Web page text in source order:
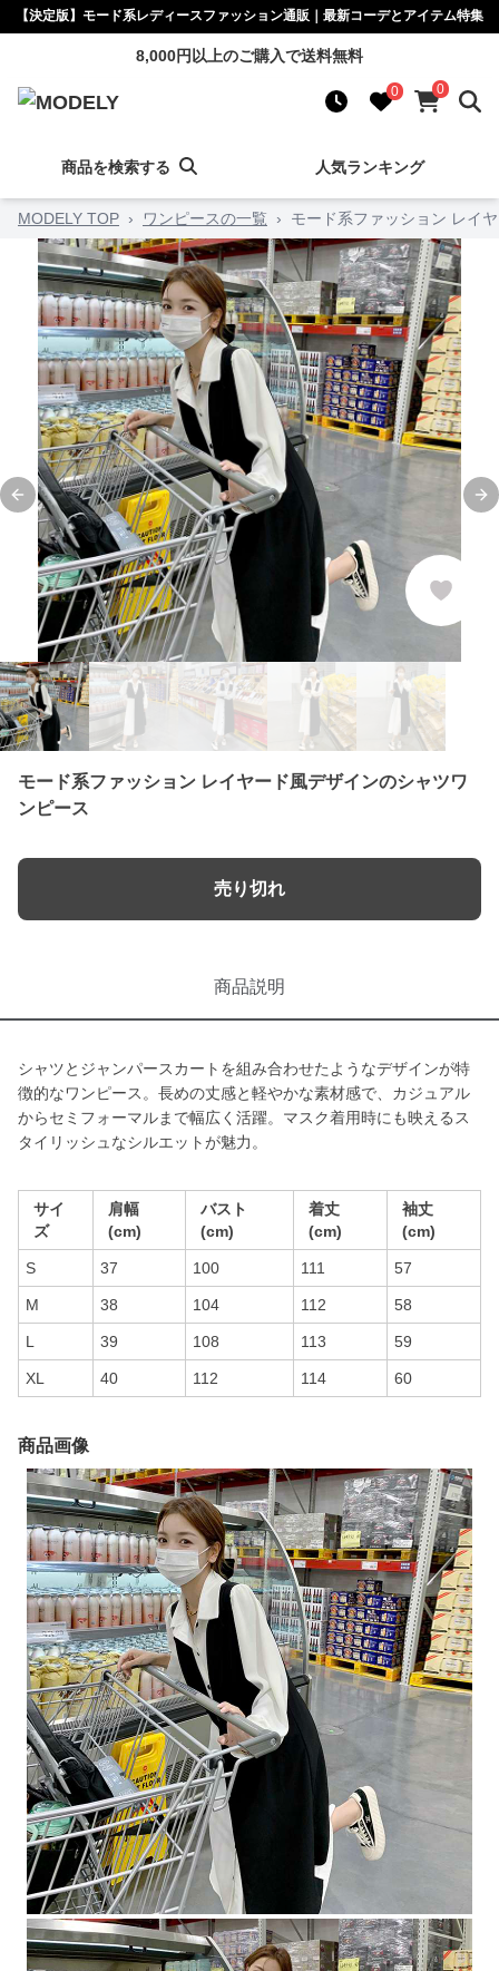
【決定版】モード系レディースファッション通販｜最新コーデとアイテム特集
8,000円以上のご購入で送料無料
0 0
商品を検索する 人気ランキング
MODELY TOP › ワンピースの一覧 › モード系ファッション レイ
Previous slide
モード系ファッション レイヤード風デザインのシャツワ
ンピース
売り切れ
商品説明
シャツとジャンパースカートを組み合わせたようなデザインが特
徴的なワンピース。長めの丈感と軽やかな素材感で、カジュアル
からセミフォーマルまで幅広く活躍。マスク着用時にも映えるス
タイリッシュなシルエットが魅力。
サイ
ズ
肩幅
(cm)
バスト
(cm)
着丈
(cm)
袖丈
(cm)
S 37 100 111 57
M 38 104 112 58
L 39 108 113 59
XL 40 112 114 60
商品画像